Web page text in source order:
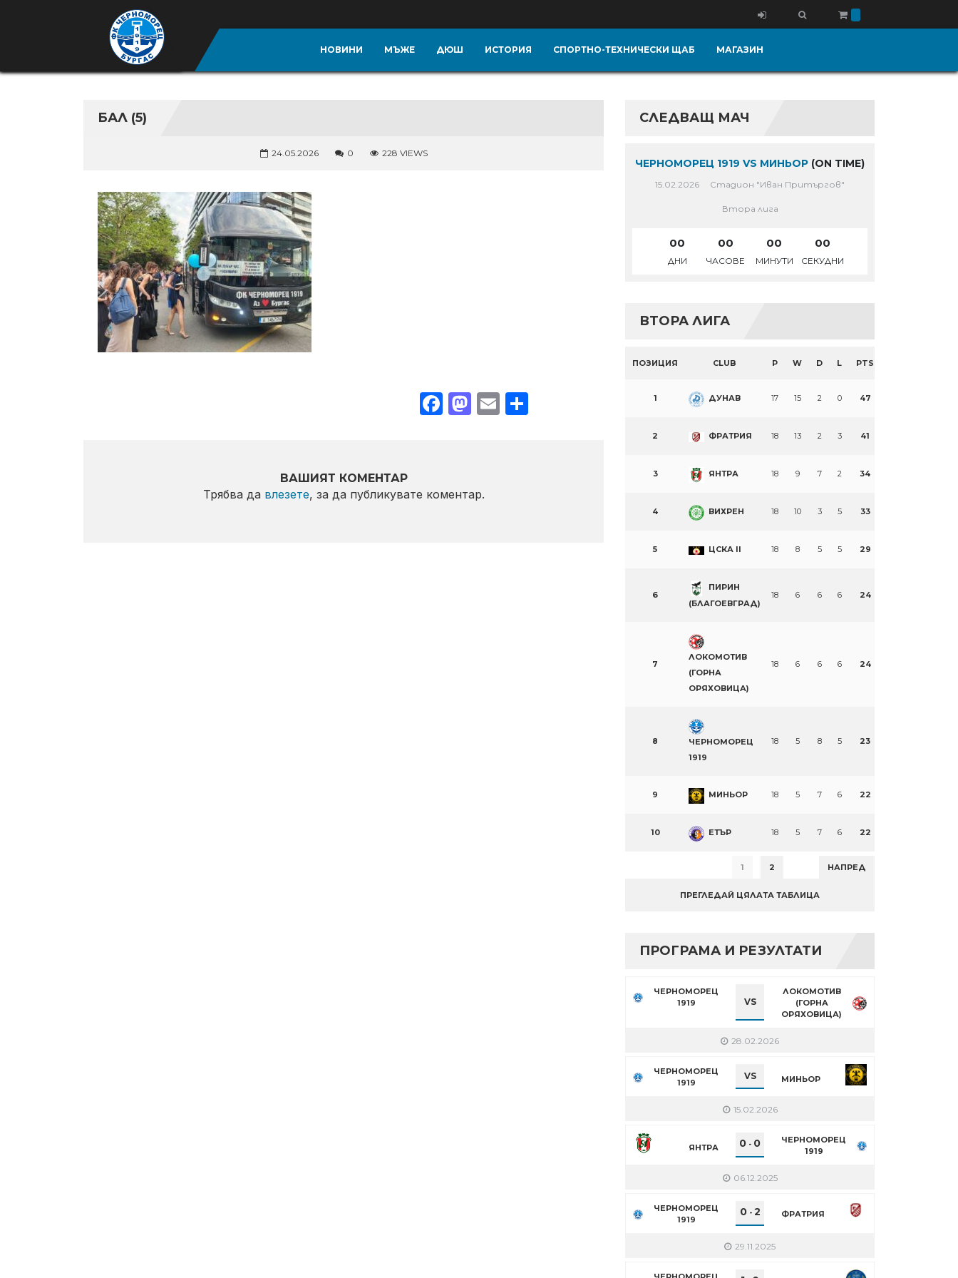
НОВИНИ МЪЖЕ ДЮШ ИСТОРИЯ СПОРТНО-ТЕХНИЧЕСКИ ЩАБ МАГАЗИН
БАЛ (5)
24.05.2026 0 228 VIEWS
Facebook
Mastodon
EmailShare
ВАШИЯТ КОМЕНТАР
Трябва да влезете, за да публикувате коментар.
СЛЕДВАЩ МАЧ
ЧЕРНОМОРЕЦ 1919 VS МИНЬОР (ON TIME)
15.02.2026 Стадион "Иван Притъргов"
Втора лига
00
ДНИ
00
ЧАСОВЕ
00
МИНУТИ
00
СЕКУДНИ
ВТОРА ЛИГА
ПОЗИЦИЯ CLUB P W D L PTS
1 ДУНАВ 17 15 2 0 47
2 ФРАТРИЯ 18 13 2 3 41
3 ЯНТРА 18 9 7 2 34
4 ВИХРЕН 18 10 3 5 33
5 ЦСКА II 18 8 5 5 29
6
ПИРИН
(БЛАГОЕВГРАД)
18 6 6 6 24
7
ЛОКОМОТИВ
(ГОРНА
ОРЯХОВИЦА)
18 6 6 6 24
8
ЧЕРНОМОРЕЦ
1919
18 5 8 5 23
9 МИНЬОР 18 5 7 6 22
10 ЕТЪР 18 5 7 6 22
1 2 НАПРЕД
ПРЕГЛЕДАЙ ЦЯЛАТА ТАБЛИЦА
ПРОГРАМА И РЕЗУЛТАТИ
ЧЕРНОМОРЕЦ
1919
VS
ЛОКОМОТИВ
(ГОРНА
ОРЯХОВИЦА)
28.02.2026
ЧЕРНОМОРЕЦ
1919
VS МИНЬОР
15.02.2026
ЯНТРА 0 - 0
ЧЕРНОМОРЕЦ
1919
06.12.2025
ЧЕРНОМОРЕЦ
1919
0- 2 ФРАТРИЯ
29.11.2025